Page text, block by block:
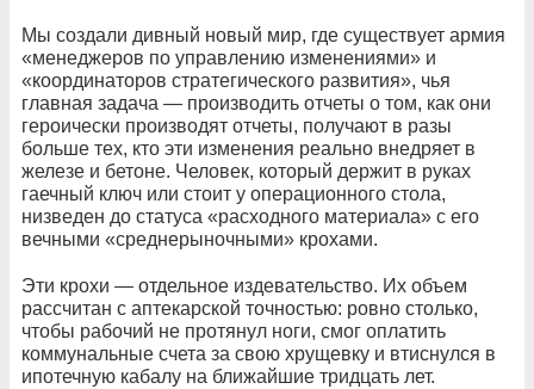
Мы создали дивный новый мир, где существует армия
«менеджеров по управлению изменениями» и
«координаторов стратегического развития», чья
главная задача — производить отчеты о том, как они
героически производят отчеты, получают в разы
больше тех, кто эти изменения реально внедряет в
железе и бетоне. Человек, который держит в руках
гаечный ключ или стоит у операционного стола,
низведен до статуса «расходного материала» с его
вечными «среднерыночными» крохами.
Эти крохи — отдельное издевательство. Их объем
рассчитан с аптекарской точностью: ровно столько,
чтобы рабочий не протянул ноги, смог оплатить
коммунальные счета за свою хрущевку и втиснулся в
ипотечную кабалу на ближайшие тридцать лет.